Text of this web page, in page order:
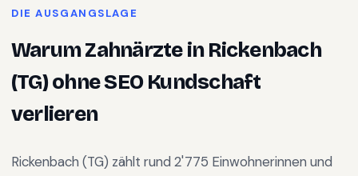
DIE AUSGANGSLAGE
WarumZahnärzteinRickenbach
(TG)ohne SEO Kundschaft
verlieren
Rickenbach (TG) zählt rund 2'775 Einwohnerinnen und